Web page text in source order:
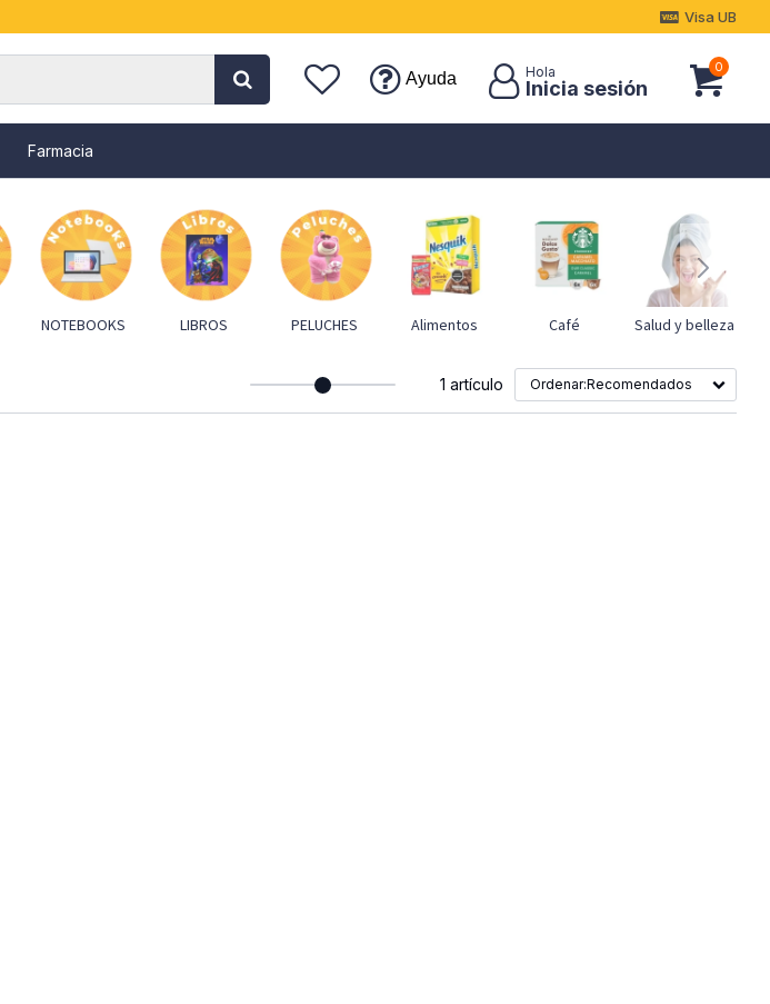
Farmacia
Ayuda
0
Visa UB
NOTEBOOKS LIBROS PELUCHES Alimentos Café Salud y belleza
1 artículo Recomendados